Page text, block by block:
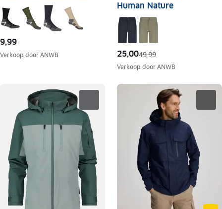
9,99
Verkoop doorANWB
Human Nature
25,0049,99
Verkoop doorANWB